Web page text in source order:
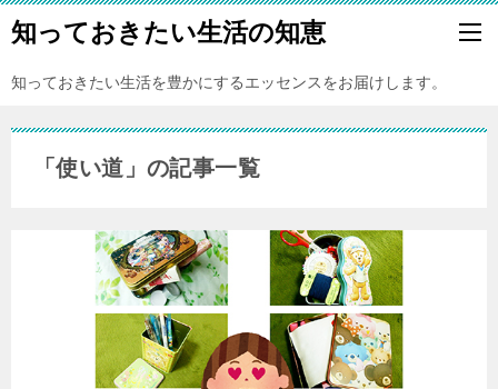
知っておきたい生活の知恵
知っておきたい生活を豊かにするエッセンスをお届けします。
「使い道」の記事一覧